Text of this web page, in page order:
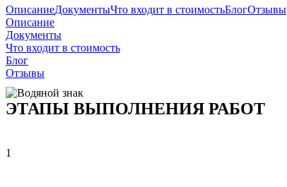
ОписаниеДокументыЧто входит в стоимостьБлогОтзывы
Описание
Документы
Что входит в стоимость
Блог
Отзывы
ЭТАПЫ ВЫПОЛНЕНИЯ РАБОТ
1